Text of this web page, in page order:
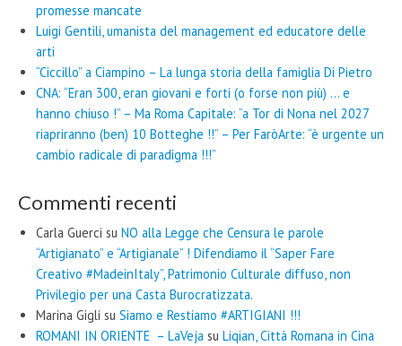
promesse mancate
Luigi Gentili, umanista del management ed educatore delle
arti
“Ciccillo” a Ciampino – La lunga storia della famiglia Di Pietro
CNA: “Eran 300, eran giovani e forti (o forse non più) … e
hanno chiuso !” – Ma Roma Capitale: “a Tor di Nona nel 2027
riapriranno (ben) 10 Botteghe !!” – Per FaròArte: “è urgente un
cambio radicale di paradigma !!!”
Commenti recenti
Carla Guerci su NO alla Legge che Censura le parole
“Artigianato” e “Artigianale” ! Difendiamo il “Saper Fare
Creativo #MadeinItaly”, Patrimonio Culturale diffuso, non
Privilegio per una Casta Burocratizzata.
Marina Gigli su Siamo e Restiamo #ARTIGIANI !!!
ROMANI IN ORIENTE – LaVeja su Liqian, Città Romana in Cina